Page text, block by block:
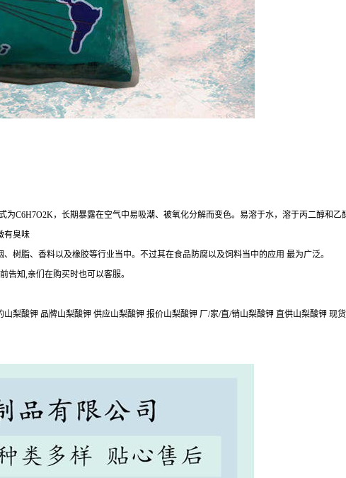
为C6H7O2K，长期暴露在空气中易吸潮、被氧化分解而变色。易溶于水，溶于丙二醇和乙
有臭味
树脂、香料以及橡胶等行业当中。不过其在食品防腐以及饲料当中的应用 最为广泛。
告知,亲们在购买时也可以客服。
梨酸钾 品牌山梨酸钾 供应山梨酸钾 报价山梨酸钾 厂/家/直/销山梨酸钾 直供山梨酸钾 现